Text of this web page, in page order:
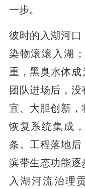
一步。
彼时的入湖河
染物滚滚入湖
重，黑臭水体成
团队进场后，
宜、大胆创新
恢复系统集成
条。工程落地后
滨带生态功能
入湖河流治理